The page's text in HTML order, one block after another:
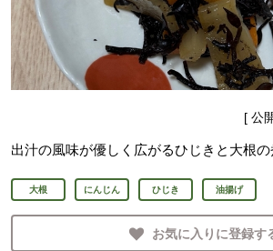
[ 公
出汁の風味が優しく広がるひじきと大根の
大根 にんじん ひじき 油揚げ
お気に入りに登録す